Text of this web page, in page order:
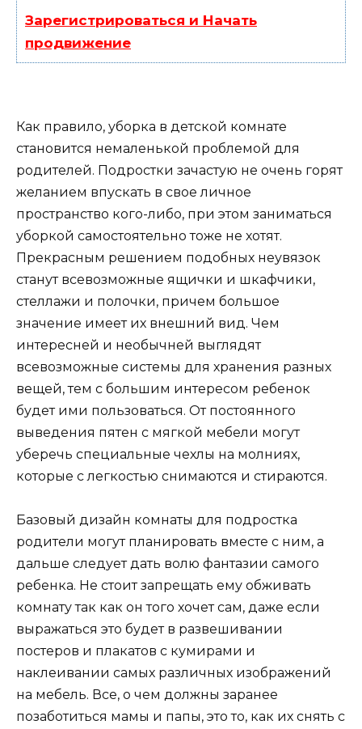
Зарегистрироваться и Начать
продвижение
Как правило, уборка в детской комнате
становится немаленькой проблемой для
родителей. Подростки зачастую не очень горят
желанием впускать в свое личное
пространство кого-либо, при этом заниматься
уборкой самостоятельно тоже не хотят.
Прекрасным решением подобных неувязок
станут всевозможные ящички и шкафчики,
стеллажи и полочки, причем большое
значение имеет их внешний вид. Чем
интересней и необычней выглядят
всевозможные системы для хранения разных
вещей, тем с большим интересом ребенок
будет ими пользоваться. От постоянного
выведения пятен с мягкой мебели могут
уберечь специальные чехлы на молниях,
которые с легкостью снимаются и стираются.
Базовый дизайн комнаты для подростка
родители могут планировать вместе с ним, а
дальше следует дать волю фантазии самого
ребенка. Не стоит запрещать ему обживать
комнату так как он того хочет сам, даже если
выражаться это будет в развешивании
постеров и плакатов с кумирами и
наклеивании самых различных изображений
на мебель. Все, о чем должны заранее
позаботиться мамы и папы, это то, как их снять с